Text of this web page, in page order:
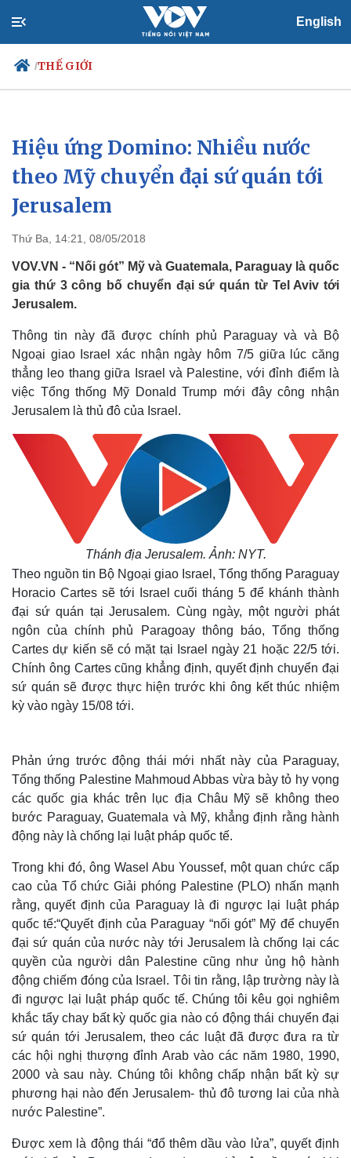
English
/THẾ GIỚI
Chính trị
Đảng
Tổ chức nhân sự
Quốc hội
Xã hội
Tin 24h
Dự báo thời tiết
Hiệu ứng Domino: Nhiều nước
theo Mỹ chuyển đại sứ quán tới
Jerusalem
Thứ Ba, 14:21, 08/05/2018
VOV.VN - “Nối gót” Mỹ và Guatemala, Paraguay là quốc
gia thứ 3 công bố chuyển đại sứ quán từ Tel Aviv tới
Jerusalem.
Thông tin này đã được chính phủ Paraguay và và Bộ
Ngoại giao Israel xác nhận ngày hôm 7/5 giữa lúc căng
thẳng leo thang giữa Israel và Palestine, với đỉnh điểm là
việc Tổng thống Mỹ Donald Trump mới đây công nhận
Jerusalem là thủ đô của Israel.
Thánh địa Jerusalem. Ảnh: NYT.
Theo nguồn tin Bộ Ngoại giao Israel, Tổng thống Paraguay
Horacio Cartes sẽ tới Israel cuối tháng 5 để khánh thành
đại sứ quán tại Jerusalem. Cùng ngày, một người phát
ngôn của chính phủ Paragoay thông báo, Tổng thống
Cartes dự kiến sẽ có mặt tại Israel ngày 21 hoặc 22/5 tới.
Chính ông Cartes cũng khẳng định, quyết định chuyển đại
sứ quán sẽ được thực hiện trước khi ông kết thúc nhiệm
kỳ vào ngày 15/08 tới.
Phản ứng trước động thái mới nhất này của Paraguay,
Tổng thống Palestine Mahmoud Abbas vừa bày tỏ hy vọng
các quốc gia khác trên lục địa Châu Mỹ sẽ không theo
bước Paraguay, Guatemala và Mỹ, khẳng định rằng hành
động này là chống lại luật pháp quốc tế.
Trong khi đó, ông Wasel Abu Youssef, một quan chức cấp
cao của Tổ chức Giải phóng Palestine (PLO) nhấn mạnh
rằng, quyết định của Paraguay là đi ngược lại luật pháp
quốc tế:“Quyết định của Paraguay “nối gót” Mỹ để chuyển
đại sứ quán của nước này tới Jerusalem là chống lại các
quyền của người dân Palestine cũng như ủng hộ hành
động chiếm đóng của Israel. Tôi tin rằng, lập trường này là
đi ngược lại luật pháp quốc tế. Chúng tôi kêu gọi nghiêm
khắc tẩy chay bất kỳ quốc gia nào có động thái chuyển đại
sứ quán tới Jerusalem, theo các luật đã được đưa ra từ
các hội nghị thượng đỉnh Arab vào các năm 1980, 1990,
2000 và sau này. Chúng tôi không chấp nhận bất kỳ sự
phương hại nào đến Jerusalem- thủ đô tương lai của nhà
nước Palestine”.
Được xem là động thái “đổ thêm dầu vào lửa”, quyết định